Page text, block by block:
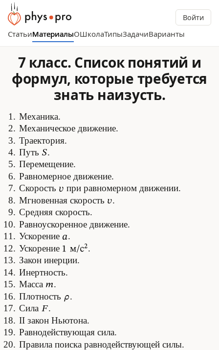
Войти
СтатьиМатериалыОШколаТипыЗадачиВарианты
7 класс. Список понятий и
формул, которые требуется
знать наизусть.
Механика.
Механическое движение.
Траектория.
Путь
.
Перемещение.
Равномерное движение.
Скорость
при равномерном движении.
Мгновенная скорость
.
Средняя скорость.
Равноускоренное движение.
Ускорение
.
Ускорение
.
Закон инерции.
Инертность.
Масса
.
Плотность
.
Сила
.
II закон Ньютона.
Равнодействующая сила.
Правила поиска равнодействующей силы.